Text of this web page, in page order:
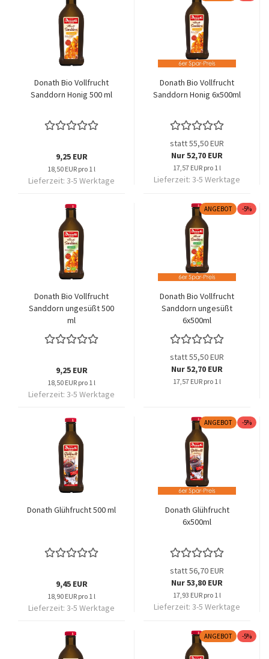
Donath Bio Vollfrucht
Sanddorn Honig 500 ml
9,25 EUR
18,50 EUR pro 1 l
Lieferzeit: 3-5 Werktage
Donath Bio Vollfrucht
Sanddorn Honig 6x500ml
statt 55,50 EUR
Nur 52,70 EUR
17,57 EUR pro 1 l
Lieferzeit: 3-5 Werktage
Donath Bio Vollfrucht
Sanddorn ungesüßt 500
ml
9,25 EUR
18,50 EUR pro 1 l
Lieferzeit: 3-5 Werktage
ANGEBOT -5%
Donath Bio Vollfrucht
Sanddorn ungesüßt
6x500ml
statt 55,50 EUR
Nur 52,70 EUR
17,57 EUR pro 1 l
Donath Glühfrucht 500 ml
9,45 EUR
18,90 EUR pro 1 l
Lieferzeit: 3-5 Werktage
ANGEBOT -5%
Donath Glühfrucht
6x500ml
statt 56,70 EUR
Nur 53,80 EUR
17,93 EUR pro 1 l
Lieferzeit: 3-5 Werktage
ANGEBOT -5%